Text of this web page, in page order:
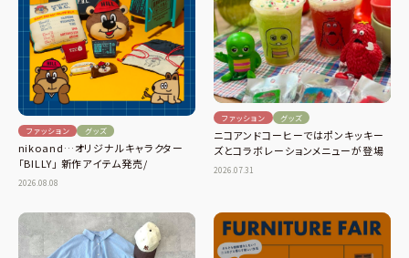
ファッション グッズ
nikoand…オリジナルキャラクター
「BILLY」 新作アイテム発売/
2026.08.08
ファッション グッズ
ニコアンドコーヒーではポンキッキー
ズとコラボレーションメニューが登場
2026.07.31